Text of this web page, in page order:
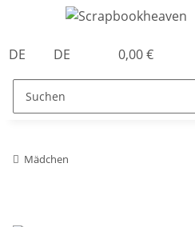
DE DE 0,00 €
Mädchen